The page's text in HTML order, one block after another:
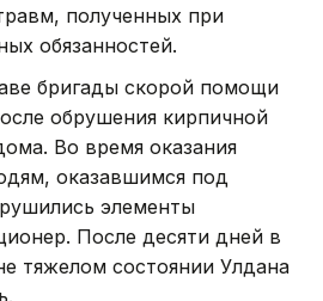
полученных при
обязанностей.
бригады скорой помощи
обрушения кирпичной
Во время оказания
оказавшимся под
элементы
После десяти дней в
тяжелом состоянии Улдана